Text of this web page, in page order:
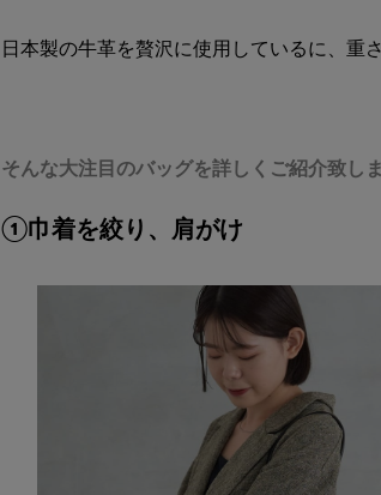
日本製の牛革を贅沢に使用しているに、重
そんな大注目のバッグを詳しくご紹介致
①巾着を絞り、肩がけ